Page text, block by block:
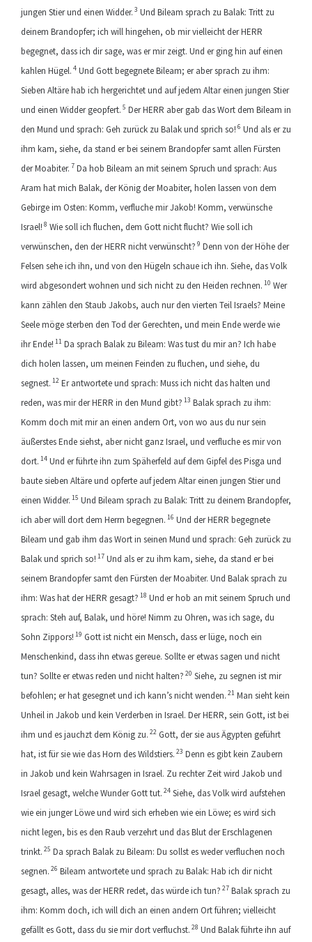
jungen Stier und einen Widder. 3 Und Bileam sprach zu Balak: Tritt zu
deinem Brandopfer; ich will hingehen, ob mir vielleicht der HERR
begegnet, dass ich dir sage, was er mir zeigt. Und er ging hin auf einen
kahlen Hügel. 4 Und Gott begegnete Bileam; er aber sprach zu ihm:
Sieben Altäre hab ich hergerichtet und auf jedem Altar einen jungen Stier
und einen Widder geopfert. 5 Der HERR aber gab das Wort dem Bileam in
den Mund und sprach: Geh zurück zu Balak und sprich so! 6 Und als er zu
ihm kam, siehe, da stand er bei seinem Brandopfer samt allen Fürsten
der Moabiter. 7 Da hob Bileam an mit seinem Spruch und sprach: Aus
Aram hat mich Balak, der König der Moabiter, holen lassen von dem
Gebirge im Osten: Komm, verfluche mir Jakob! Komm, verwünsche
Israel! 8 Wie soll ich fluchen, dem Gott nicht flucht? Wie soll ich
verwünschen, den der HERR nicht verwünscht? 9 Denn von der Höhe der
Felsen sehe ich ihn, und von den Hügeln schaue ich ihn. Siehe, das Volk
wird abgesondert wohnen und sich nicht zu den Heiden rechnen. 10 Wer
kann zählen den Staub Jakobs, auch nur den vierten Teil Israels? Meine
Seele möge sterben den Tod der Gerechten, und mein Ende werde wie
ihr Ende! 11 Da sprach Balak zu Bileam: Was tust du mir an? Ich habe
dich holen lassen, um meinen Feinden zu fluchen, und siehe, du
segnest. 12 Er antwortete und sprach: Muss ich nicht das halten und
reden, was mir der HERR in den Mund gibt? 13 Balak sprach zu ihm:
Komm doch mit mir an einen andern Ort, von wo aus du nur sein
äußerstes Ende siehst, aber nicht ganz Israel, und verfluche es mir von
dort. 14 Und er führte ihn zum Späherfeld auf dem Gipfel des Pisga und
baute sieben Altäre und opferte auf jedem Altar einen jungen Stier und
einen Widder. 15 Und Bileam sprach zu Balak: Tritt zu deinem Brandopfer,
ich aber will dort dem Herrn begegnen. 16 Und der HERR begegnete
Bileam und gab ihm das Wort in seinen Mund und sprach: Geh zurück zu
Balak und sprich so! 17 Und als er zu ihm kam, siehe, da stand er bei
seinem Brandopfer samt den Fürsten der Moabiter. Und Balak sprach zu
ihm: Was hat der HERR gesagt? 18 Und er hob an mit seinem Spruch und
sprach: Steh auf, Balak, und höre! Nimm zu Ohren, was ich sage, du
Sohn Zippors! 19 Gott ist nicht ein Mensch, dass er lüge, noch ein
Menschenkind, dass ihn etwas gereue. Sollte er etwas sagen und nicht
tun? Sollte er etwas reden und nicht halten? 20 Siehe, zu segnen ist mir
befohlen; er hat gesegnet und ich kann’s nicht wenden. 21 Man sieht kein
Unheil in Jakob und kein Verderben in Israel. Der HERR, sein Gott, ist bei
ihm und es jauchzt dem König zu. 22 Gott, der sie aus Ägypten geführt
hat, ist für sie wie das Horn des Wildstiers. 23 Denn es gibt kein Zaubern
in Jakob und kein Wahrsagen in Israel. Zu rechter Zeit wird Jakob und
Israel gesagt, welche Wunder Gott tut. 24 Siehe, das Volk wird aufstehen
wie ein junger Löwe und wird sich erheben wie ein Löwe; es wird sich
nicht legen, bis es den Raub verzehrt und das Blut der Erschlagenen
trinkt. 25 Da sprach Balak zu Bileam: Du sollst es weder verfluchen noch
segnen. 26 Bileam antwortete und sprach zu Balak: Hab ich dir nicht
gesagt, alles, was der HERR redet, das würde ich tun? 27 Balak sprach zu
ihm: Komm doch, ich will dich an einen andern Ort führen; vielleicht
gefällt es Gott, dass du sie mir dort verfluchst. 28 Und Balak führte ihn auf